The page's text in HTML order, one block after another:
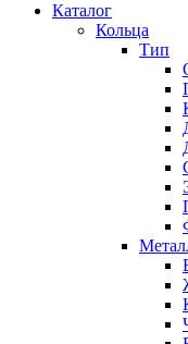
Каталог
Кольца
Тип